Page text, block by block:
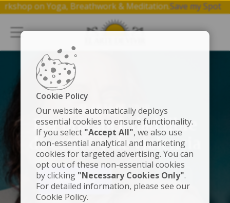
1 hr workshop on Yoga, Breathwork & Meditation.Save my
EL ARTE DE VIVIR
Por una sociedad libre
de estrés y de violencia
VER VIDEO CONOCER MÁS
Cookie Policy
Our website automatically deploys
essential cookies to ensure functionality.
If you select "Accept All", we also use
non-essential analytical and marketing
cookies for targeted advertising. You can
opt out of these non-essential cookies
by clicking "Necessary Cookies Only".
For detailed information, please see our
Cookie Policy.